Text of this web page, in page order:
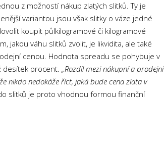
z možností nákup zlatých slitků. Ty je
variantou jsou však slitky o váze jedné
koupit půlkilogramové či kilogramové
jakou váhu slitků zvolit, je likvidita, ale také
cenou. Hodnota spreadu se pohybuje v
desítek procent. „Rozdíl mezi nákupní a prodejní
nikdo nedokáže říct, jaká bude cena zlata v
slitků je proto vhodnou formou finanční